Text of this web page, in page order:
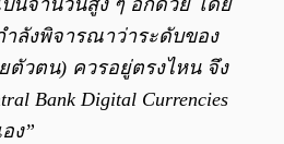
ำลังพิจารณาว่าระดับของ
ยตัวตน) ควรอยู่ตรงไหน จึง
Bank Digital Currencies
ง”